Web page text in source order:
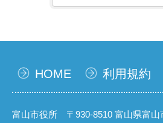
HOME 利用規約
富山市役所 〒930-8510 富山県富山